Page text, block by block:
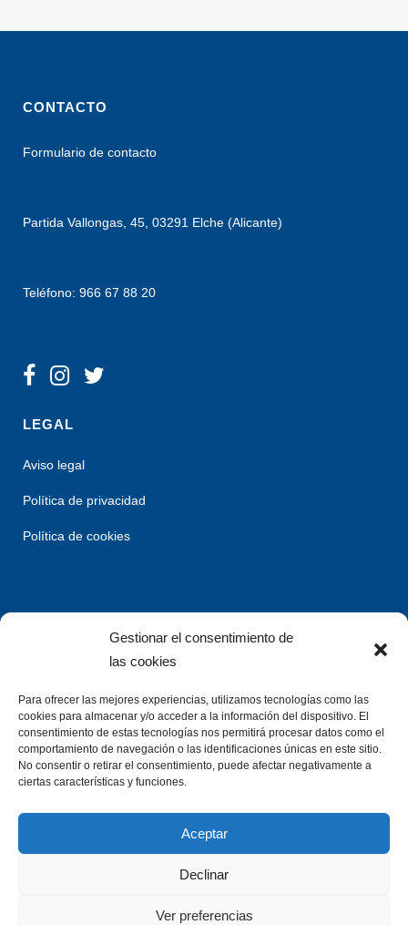
Gestionar el consentimiento de
las cookies
Para ofrecer las mejores experiencias, utilizamos tecnologías como las
cookies para almacenar y/o acceder a la información del dispositivo. El
consentimiento de estas tecnologías nos permitirá procesar datos como el
comportamiento de navegación o las identificaciones únicas en este sitio.
No consentir o retirar el consentimiento, puede afectar negativamente a
ciertas características y funciones.
Aceptar
Declinar
Ver preferencias
CONTACTO
Formulario de contacto
Partida Vallongas, 45, 03291 Elche (Alicante)
Teléfono: 966 67 88 20
LEGAL
Aviso legal
Política de privacidad
Política de cookies